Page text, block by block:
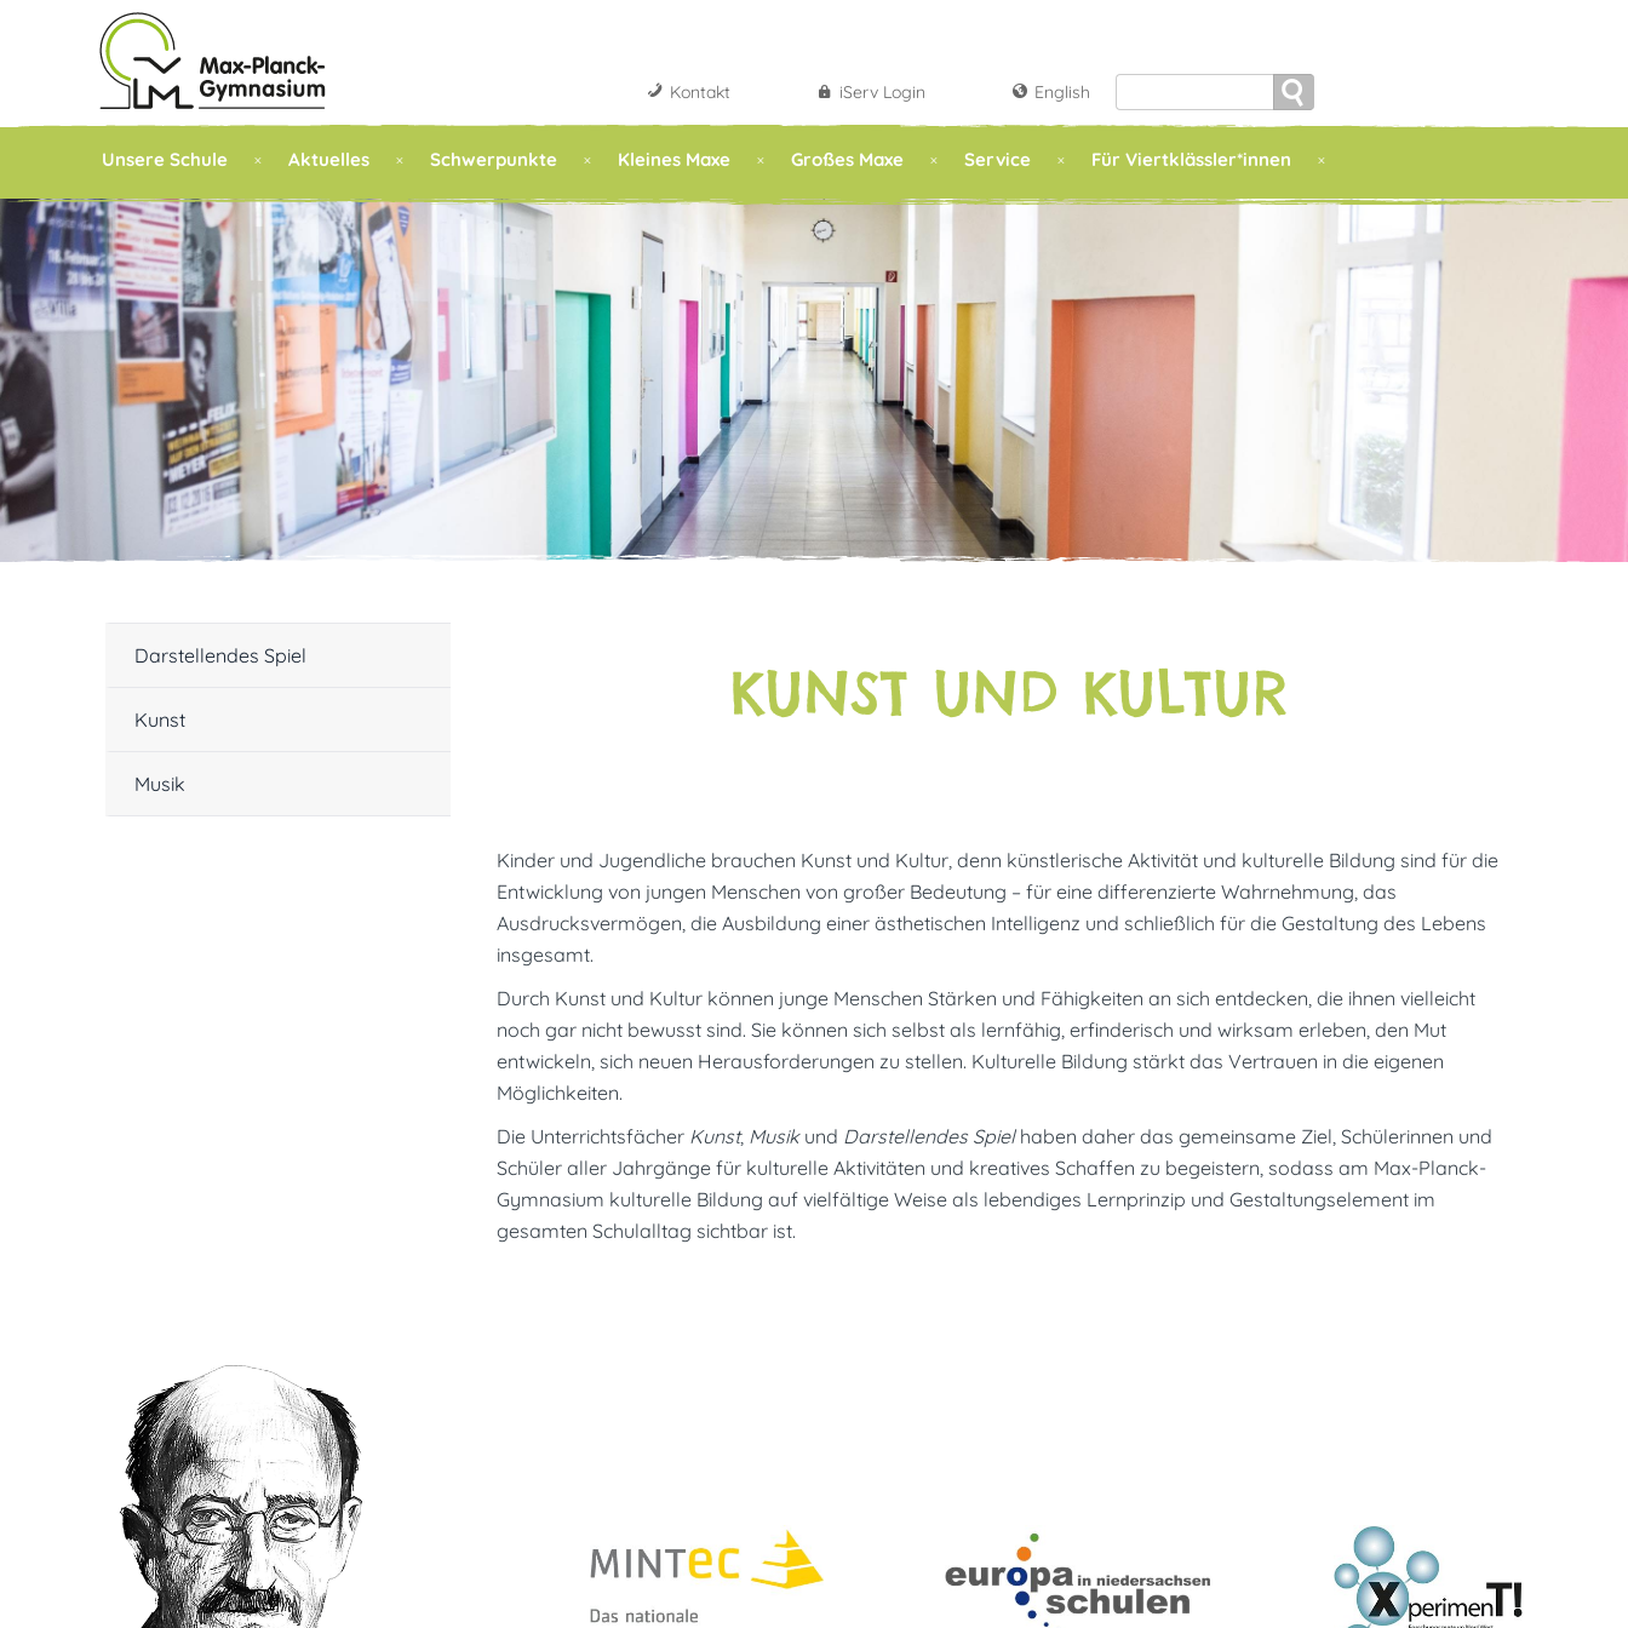
Kontakt iServ Login English
for:
Unsere Schule Aktuelles Schwerpunkte Kleines Maxe Großes Maxe Service Für Viertklässler*innen
Darstellendes Spiel
Kunst
Musik
KUNST UND KULTUR
Kinder und Jugendliche brauchen Kunst und Kultur, denn künstlerische Aktivität und kulturelle Bildung sind für die
Entwicklung von jungen Menschen von großer Bedeutung – für eine differenzierte Wahrnehmung, das
Ausdrucksvermögen, die Ausbildung einer ästhetischen Intelligenz und schließlich für die Gestaltung des Lebens
insgesamt.
Durch Kunst und Kultur können junge Menschen Stärken und Fähigkeiten an sich entdecken, die ihnen vielleicht
noch gar nicht bewusst sind. Sie können sich selbst als lernfähig, erfinderisch und wirksam erleben, den Mut
entwickeln, sich neuen Herausforderungen zu stellen. Kulturelle Bildung stärkt das Vertrauen in die eigenen
Möglichkeiten.
Die Unterrichtsfächer Kunst, Musikund Darstellendes Spiel haben daher das gemeinsame Ziel, Schülerinnen und
Schüler aller Jahrgänge für kulturelle Aktivitäten und kreatives Schaffen zu begeistern, sodass am Max-Planck-
Gymnasium kulturelle Bildung auf vielfältige Weise als lebendiges Lernprinzip und Gestaltungselement im
gesamten Schulalltag sichtbar ist.